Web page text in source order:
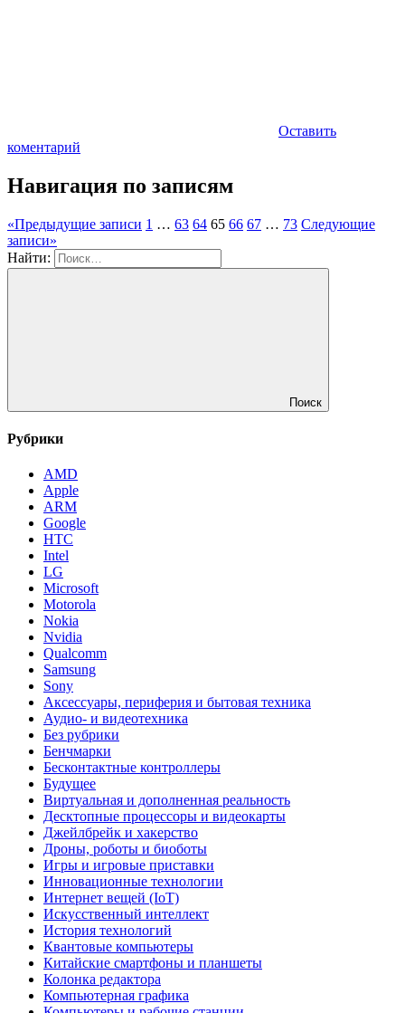
Оставить
коментарий
Навигация по записям
«Предыдущие записи 1 … 63 64 65 66 67 … 73 Следующие
записи»
Найти:
Поиск
Рубрики
AMD
Apple
ARM
Google
HTC
Intel
LG
Microsoft
Motorola
Nokia
Nvidia
Qualcomm
Samsung
Sony
Аксессуары, периферия и бытовая техника
Аудио- и видеотехника
Без рубрики
Бенчмарки
Бесконтактные контроллеры
Будущее
Виртуальная и дополненная реальность
Десктопные процессоры и видеокарты
Джейлбрейк и хакерство
Дроны, роботы и биоботы
Игры и игровые приставки
Инновационные технологии
Интернет вещей (IoT)
Искусственный интеллект
История технологий
Квантовые компьютеры
Китайские смартфоны и планшеты
Колонка редактора
Компьютерная графика